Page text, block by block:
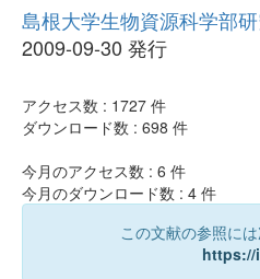
島根大学生物資源科学部
2009-09-30 発行
アクセス数 : 1727 件
ダウンロード数 : 698 件
今月のアクセス数 : 6 件
今月のダウンロード数 : 4 件
この文献の参照に
https://